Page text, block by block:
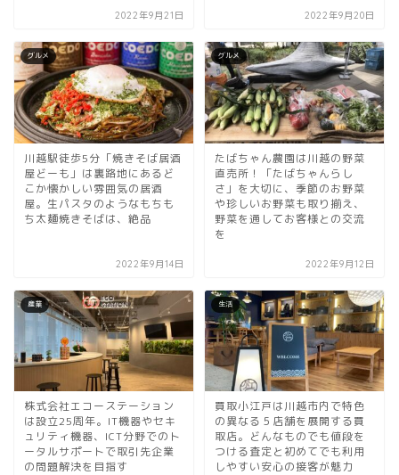
2022年9月21日 2022年9月20日
グルメ
川越駅徒歩5分「焼きそば居酒
屋どーも」は裏路地にあるど
こか懐かしい雰囲気の居酒
屋。生パスタのようなもちも
ち太麺焼きそばは、絶品
2022年9月14日
グルメ
たばちゃん農園は川越の野菜
直売所！「たばちゃんらし
さ」を大切に、季節のお野菜
や珍しいお野菜も取り揃え、
野菜を通してお客様との交流
を
2022年9月12日
産業
株式会社エコーステーション
は設立25周年。IT機器やセキ
ュリティ機器、ICT分野でのト
ータルサポートで取引先企業
の問題解決を目指す
生活
買取小江戸は川越市内で特色
の異なる５店舗を展開する買
取店。どんなものでも値段を
つける査定と初めてでも利用
しやすい安心の接客が魅力